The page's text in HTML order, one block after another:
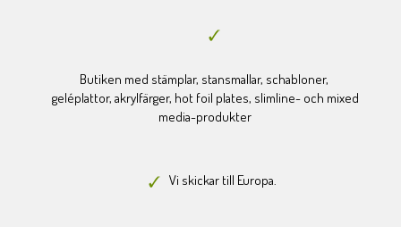
Butiken med stämplar, stansmallar, schabloner,
geléplattor, akrylfärger, hot foil plates, slimline- och mixed
media-produkter
Vi skickar till Europa.